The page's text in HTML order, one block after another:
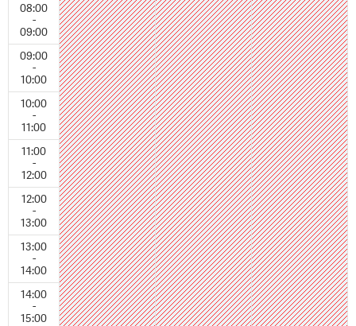
08:00
-
09:00
09:00
-
10:00
10:00
-
11:00
11:00
-
12:00
12:00
-
13:00
13:00
-
14:00
14:00
-
15:00